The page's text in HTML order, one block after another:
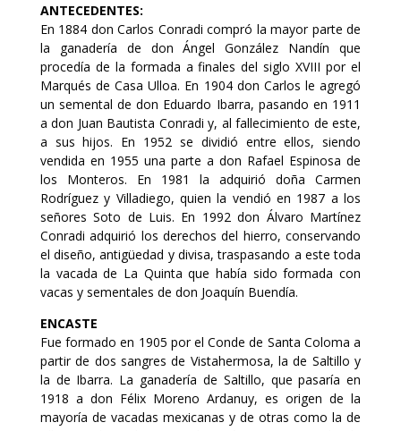
ANTECEDENTES:
En 1884 don Carlos Conradi compró la mayor parte de
la ganadería de don Ángel González Nandín que
procedía de la formada a finales del siglo XVIII por el
Marqués de Casa Ulloa. En 1904 don Carlos le agregó
un semental de don Eduardo Ibarra, pasando en 1911
a don Juan Bautista Conradi y, al fallecimiento de este,
a sus hijos. En 1952 se dividió entre ellos, siendo
vendida en 1955 una parte a don Rafael Espinosa de
los Monteros. En 1981 la adquirió doña Carmen
Rodríguez y Villadiego, quien la vendió en 1987 a los
señores Soto de Luis. En 1992 don Álvaro Martínez
Conradi adquirió los derechos del hierro, conservando
el diseño, antigüedad y divisa, traspasando a este toda
la vacada de La Quinta que había sido formada con
vacas y sementales de don Joaquín Buendía.
ENCASTE
Fue formado en 1905 por el Conde de Santa Coloma a
partir de dos sangres de Vistahermosa, la de Saltillo y
la de Ibarra. La ganadería de Saltillo, que pasaría en
1918 a don Félix Moreno Ardanuy, es origen de la
mayoría de vacadas mexicanas y de otras como la de